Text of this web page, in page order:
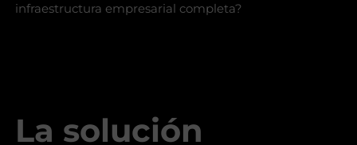
infraestructura empresarial completa?
La solución